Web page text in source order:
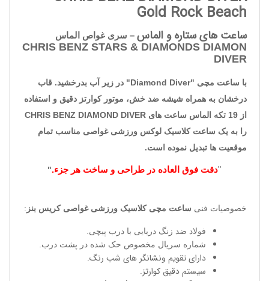
Gold Rock Beach
ساعت های ستاره و الماس – سری غواص الماس
CHRIS BENZ STARS & DIAMONDS DIAMON
DIVER
با ساعت مچی "Diamond Diver" در زیر آب بدرخشید. قاب
درخشان به همراه شیشه ضد خش، موتور کوارتز دقیق و استفاده
از 19 تکه الماس ساعت های
CHRIS BENZ DIAMOND DIVER
را به یک ساعت کلاسیک لوکس ورزشی غواصی مناسب تمام
موقعیت ها تبدیل نموده است.
"دقت فوق العاده در طراحی و ساخت هر جزء."
خصوصیات فنی ساعت مچی کلاسیک ورزشی غواصی کریس بنز :
فولاد ضد زنگ دریایی با درب پیچی.
شماره سریال مخصوص حک شده در پشت درب.
دارای تقویم ونشانگر های شب رنگ.
سیستم دقیق کوارتز.